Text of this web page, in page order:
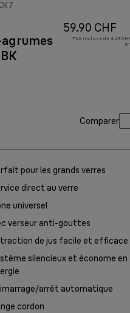
7
59.90 CHF
TVA incluse de 4.49
8
Comparer
pour les grands verres
direct au verre
universel
verseur anti-gouttes
de jus facile et efficace
silencieux et économe en
arrêt automatique
cordon